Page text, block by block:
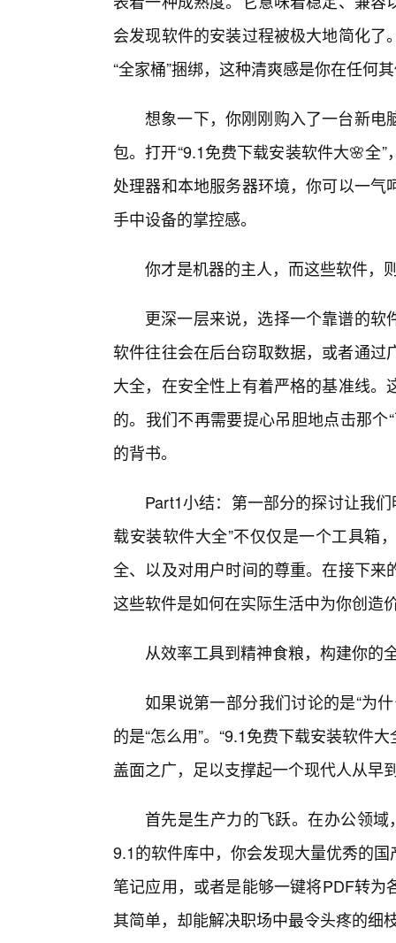
会发现软件的安装过程被极大地简化
“全家桶”捆绑，这种清爽感是你在任何
想象一下，你刚刚购入了一台新电
包。打开“9.1免费下载安装软件大🌸全
处理器和本地服务器环境，你可以一
手中设备的掌控感。
你才是机器的主人，而这些软件，
更深一层来说，选择一个靠谱的
软件往往会在后台窃取数据，或者通过
大全，在安全性上有着严格的基准线
的。我们不再需要提心吊胆地点击那
的背书。
Part1小结：第一部分的探讨让我
载安装软件大全”不仅仅是一个工具箱
全、以及对用户时间的尊重。在接下
这些软件是如何在实际生活中为你创造
从效率工具到精神食粮，构建你的
如果说第一部分我们讨论的是“为
的是“怎么用”。“9.1免费下载安装软件
盖面之广，足以支撑起一个现代人从早
首先是生产力的飞跃。在办公领
9.1的软件库中，你会发现大量优秀的
笔记应用，或者是能够一键将PDF转
其简单，却能解决职场中最令头疼的细